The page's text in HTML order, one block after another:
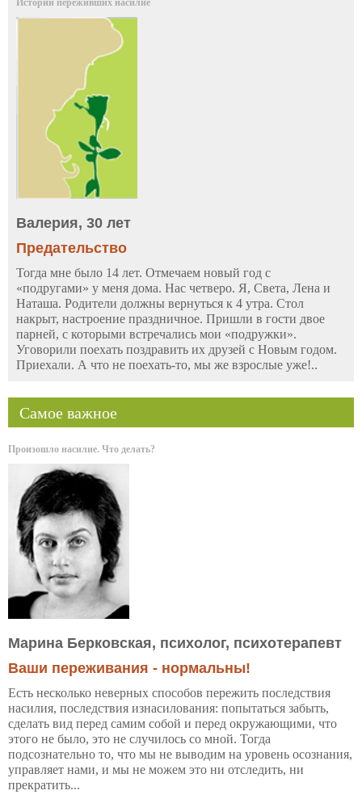
Самое важное
Произошло насилие. Что делать?
Марина Берковская, психолог, психотерапевт
Ваши переживания - нормальны!
Есть несколько неверных способов пережить последствия
насилия, последствия изнасилования: попытаться забыть,
сделать вид перед самим собой и перед окружающими, что
этого не было, это не случилось со мной. Тогда
подсознательно то, что мы не выводим на уровень осознания,
управляет нами, и мы не можем это ни отследить, ни
прекратить...
Истории переживших насилие
Валерия, 30 лет
Предательство
Тогда мне было 14 лет. Отмечаем новый год с
«подругами» у меня дома. Нас четверо. Я, Света, Лена и
Наташа. Родители должны вернуться к 4 утра. Стол
накрыт, настроение праздничное. Пришли в гости двое
парней, с которыми встречались мои «подружки».
Уговорили поехать поздравить их друзей с Новым годом.
Приехали. А что не поехать-то, мы же взрослые уже!..